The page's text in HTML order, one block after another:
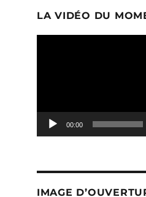
LA VIDÉO DU
00:00
IMAGE